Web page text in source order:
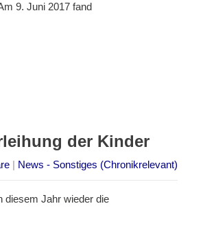
9. Juni 2017 fand
der Kinder
| News - Sonstiges (Chronikrelevant)
diesem Jahr wieder die